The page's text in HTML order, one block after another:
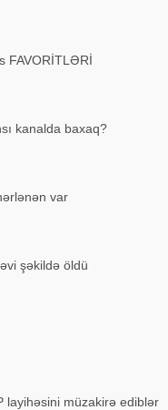
FAVORİTLƏRİ
kanalda baxaq?
var
şəkildə öldü
layihəsini müzakirə ediblər